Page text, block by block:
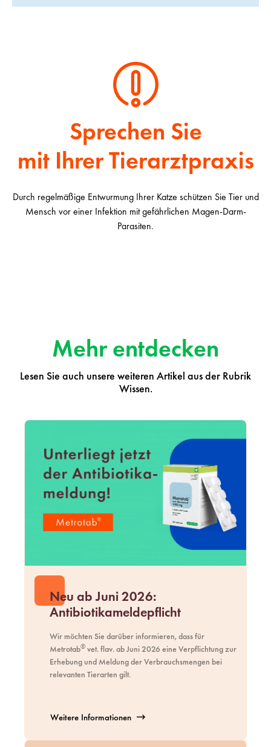
Sprechen Sie
mit Ihrer Tierarztpraxis
Durch regelmäßige Entwurmung Ihrer Katze schützen Sie Tier und
Mensch vor einer Infektion mit gefährlichen Magen-Darm-
Parasiten.
Mehr entdecken
Lesen Sie auch unsere weiteren Artikel aus der Rubrik
Wissen.
Neu ab Juni 2026:
Antibiotikameldepflicht
Wir möchten Sie darüber informieren, dass für
Metrotab® vet. flav. ab Juni 2026 eine Verpflichtung zur
Erhebung und Meldung der Verbrauchsmengen bei
relevanten Tierarten gilt.
Weitere Informationen